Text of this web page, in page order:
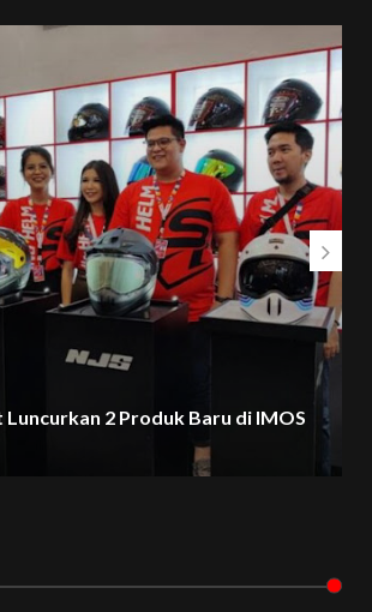
Luncurkan 2 Produk Baru di IMOS